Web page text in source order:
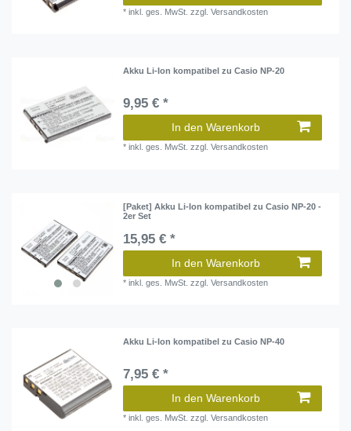
*inkl. ges. MwSt. zzgl.Versandkosten
Akku Li-Ion kompatibel zu Casio NP-20
9,95 € *
In den Warenkorb
*inkl. ges. MwSt. zzgl.Versandkosten
[Paket] Akku Li-Ion kompatibel zu Casio NP-20 -
2er Set
15,95 € *
In den Warenkorb
*inkl. ges. MwSt. zzgl.Versandkosten
Akku Li-Ion kompatibel zu Casio NP-40
7,95 € *
In den Warenkorb
*inkl. ges. MwSt. zzgl.Versandkosten